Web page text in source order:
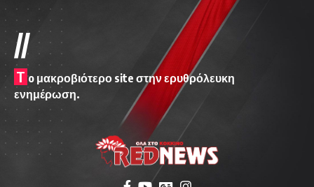
//
T o μακροβιότερο site στην ερυθρόλευκη
ενημέρωση.